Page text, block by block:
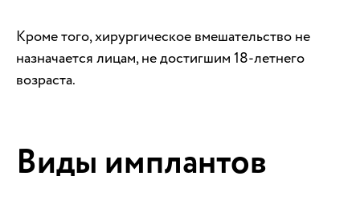
Кроме того, хирургическое вмешательство не
назначается лицам, не достигшим 18-летнего
возраста.
Виды имплантов